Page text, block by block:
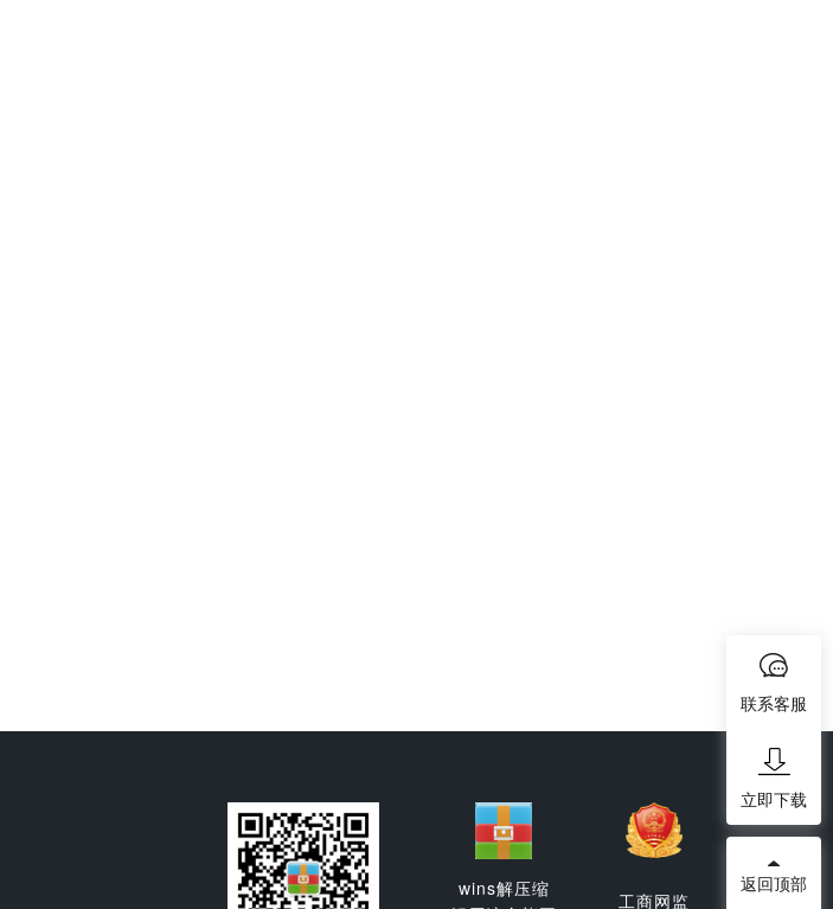
wins解压缩
工商网监
联系客服
立即下载
返回顶部